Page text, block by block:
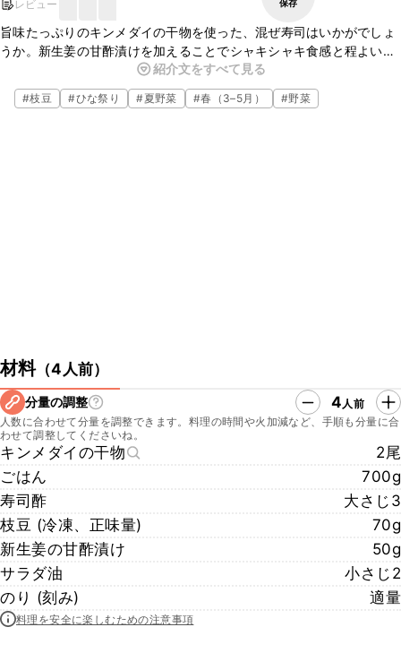
レビュー
保存
旨味たっぷりのキンメダイの干物を使った、混ぜ寿司はいかがでしょ
うか。新生姜の甘酢漬けを加えることでシャキシャキ食感と程よい酸
味が加わり、くせになるおいしさです。枝豆が入っているので彩りも
きれいですよ。いつもとひと味違う混ぜ寿司をぜひお試しください
ね。
紹介文をすべて見る
#枝豆 #ひな祭り #夏野菜 #春（3–5月） #野菜
材料（4人前）
分量の調整 4人前
人数に合わせて分量を調整できます。料理の時間や火加減など、手順も分量に合
わせて調整してくださいね。
キンメダイの干物
2尾
ごはん
700g
寿司酢
大さじ3
枝豆 (冷凍、正味量)
70g
新生姜の甘酢漬け
50g
サラダ油
小さじ2
のり (刻み)
適量
料理を安全に楽しむための注意事項